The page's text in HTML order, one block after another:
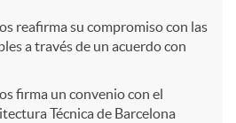
reafirma su compromiso con las
a través de un acuerdo con
firma un convenio con el
Técnica de Barcelona